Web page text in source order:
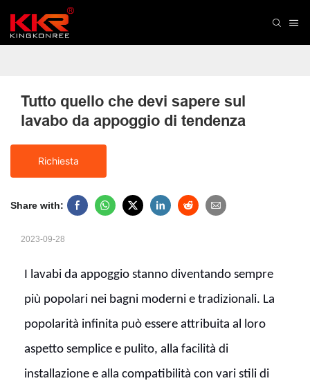
Tutto quello che devi sapere sul
lavabo da appoggio di tendenza
Richiesta
Share with:
2023-09-28
I lavabi da appoggio stanno diventando sempre
più popolari nei bagni moderni e tradizionali. La
popolarità infinita può essere attribuita al loro
aspetto semplice e pulito, alla facilità di
installazione e alla compatibilità con vari stili di